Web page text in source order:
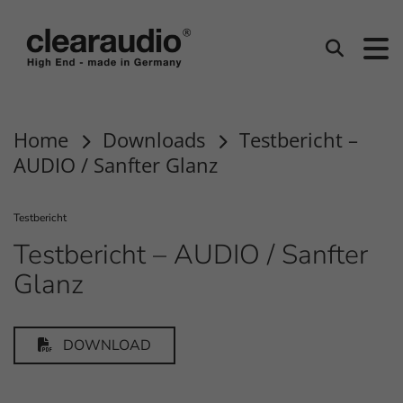
Suchen
Home Downloads
Testbericht –
AUDIO / Sanfter Glanz
Testbericht
Testbericht – AUDIO / Sanfter
Glanz
DOWNLOAD